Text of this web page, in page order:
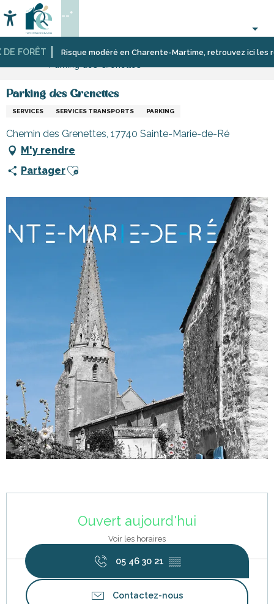
au
contenu
principal
FORÊT Risque modéré en Charente-Martime, retrouvez ici les
Accessibilité
Recherche
--°
Accueil S’informerCommerces,
Commerces
de
Parking des Grenettes
SERVICES SERVICES TRANSPORTS PARKING
Chemin des Grenettes, 17740 Sainte-Marie-de-Ré
M'y rendre
PartagerAjouter aux favoris
Ouvert aujourd'hui
Voir les horaires
05 46 30 21 ▒▒
Contactez-nous